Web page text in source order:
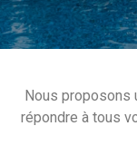
Nous proposons
répondre à tous